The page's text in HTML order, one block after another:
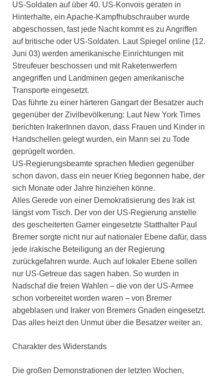
US-Soldaten auf über 40. US-Konvois geraten in
Hinterhalte, ein Apache-Kampfhubschrauber wurde
abgeschossen, fast jede Nacht kommt es zu Angriffen
auf britische oder US-Soldaten. Laut Spiegel online (12.
Juni 03) werden amerikanische Einrichtungen mit
Streufeuer beschossen und mit Raketenwerfern
angegriffen und Landminen gegen amerikanische
Transporte eingesetzt.
Das führte zu einer härteren Gangart der Besatzer auch
gegenüber der Zivilbevölkerung: Laut New York Times
berichten IrakerInnen davon, dass Frauen und Kinder in
Handschellen gelegt wurden, ein Mann sei zu Tode
geprügelt worden.
US-Regierungsbeamte sprachen Medien gegenüber
schon davon, dass ein neuer Krieg begonnen habe, der
sich Monate oder Jahre hinziehen könne.
Alles Gerede von einer Demokratisierung des Irak ist
längst vom Tisch. Der von der US-Regierung anstelle
des gescheiterten Garner eingesetzte Statthalter Paul
Bremer sorgte nicht nur auf nationaler Ebene dafür, dass
jede irakische Beteiligung an der Regierung
zurückgefahren wurde. Auch auf lokaler Ebene sollen
nur US-Getreue das sagen haben. So wurden in
Nadschaf die freien Wahlen – die von der US-Armee
schon vorbereitet worden waren – von Bremer
abgeblasen und Iraker von Bremers Gnaden eingesetzt.
Das alles heizt den Unmut über die Besatzer weiter an.
Charakter des Widerstands
Die großen Demonstrationen der letzten Wochen,